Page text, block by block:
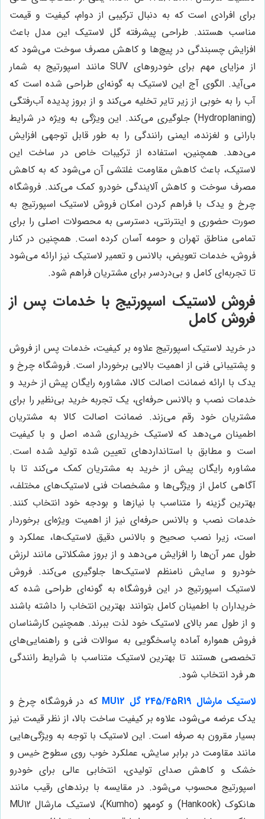
برای افرادی است که به دنبال ترکیبی از دوام، کیفیت و قیمت
مناسب هستند. طراحی پیشرفته گل لاستیک این مدل باعث
افزایش چسبندگی در پیچ‌ها و کاهش مصرف سوخت می‌شود که
از مزایای مهم برای خودروهای SUV مانند اسپورتیج به شمار
می‌آید. الگوی آج این لاستیک به گونه‌ای طراحی شده است که
آب را به خوبی از زیر تایر تخلیه می‌کند و از بروز پدیده آب‌رفتگی
(Hydroplaning) جلوگیری می‌کند. این ویژگی به ویژه در شرایط
بارانی و لغزنده، ایمنی رانندگی را به طور قابل توجهی افزایش
می‌دهد. همچنین، استفاده از ترکیبات خاص در ساخت این
لاستیک، باعث کاهش مقاومت غلتشی آن می‌شود که به کاهش
مصرف سوخت و کاهش آلایندگی خودرو کمک می‌کند. فروشگاه
چرخ و یدک با فراهم کردن امکان فروش لاستیک اسپورتیج به
صورت حضوری و اینترنتی، دسترسی به محصولات اصلی را برای
تمامی مناطق تهران و حومه آسان کرده است. همچنین در کنار
فروش، خدمات تعویض، بالانس و تعمیر لاستیک نیز ارائه می‌شود
تا تجربه‌ای کامل و بی‌دردسر برای مشتریان فراهم شود.
فروش لاستیک اسپورتیج با خدمات پس از
فروش کامل
در خرید لاستیک اسپورتیج علاوه بر کیفیت، خدمات پس از فروش
و پشتیبانی فنی از اهمیت بالایی برخوردار است. فروشگاه چرخ و
یدک با ارائه ضمانت اصالت کالا، مشاوره رایگان پیش از خرید و
خدمات نصب و بالانس حرفه‌ای، یک تجربه خرید بی‌نظیر را برای
مشتریان خود رقم می‌زند. ضمانت اصالت کالا به مشتریان
اطمینان می‌دهد که لاستیک خریداری شده، اصل و با کیفیت
است و مطابق با استانداردهای تعیین شده تولید شده است.
مشاوره رایگان پیش از خرید به مشتریان کمک می‌کند تا با
آگاهی کامل از ویژگی‌ها و مشخصات فنی لاستیک‌های مختلف،
بهترین گزینه را متناسب با نیازها و بودجه خود انتخاب کنند.
خدمات نصب و بالانس حرفه‌ای نیز از اهمیت ویژه‌ای برخوردار
است، زیرا نصب صحیح و بالانس دقیق لاستیک‌ها، عملکرد و
طول عمر آن‌ها را افزایش می‌دهد و از بروز مشکلاتی مانند لرزش
خودرو و سایش نامنظم لاستیک‌ها جلوگیری می‌کند. فروش
لاستیک اسپورتیج در این فروشگاه به گونه‌ای طراحی شده که
خریداران با اطمینان کامل بتوانند بهترین انتخاب را داشته باشند
و از طول عمر بالای لاستیک خود لذت ببرند. همچنین کارشناسان
فروش همواره آماده پاسخگویی به سوالات فنی و راهنمایی‌های
تخصصی هستند تا بهترین لاستیک متناسب با شرایط رانندگی
هر فرد انتخاب شود.
لاستیک مارشال 245/45R19 گل MU12
که در فروشگاه چرخ و
یدک عرضه می‌شود، علاوه بر کیفیت ساخت بالا، از نظر قیمت نیز
بسیار مقرون به صرفه است. این لاستیک با توجه به ویژگی‌هایی
مانند مقاومت در برابر سایش، عملکرد خوب روی سطوح خیس و
خشک و کاهش صدای تولیدی، انتخابی عالی برای خودرو
اسپورتیج محسوب می‌شود. در مقایسه با برندهای رقیب مانند
هانکوک (Hankook) و کومهو (Kumho)، لاستیک مارشال MU12